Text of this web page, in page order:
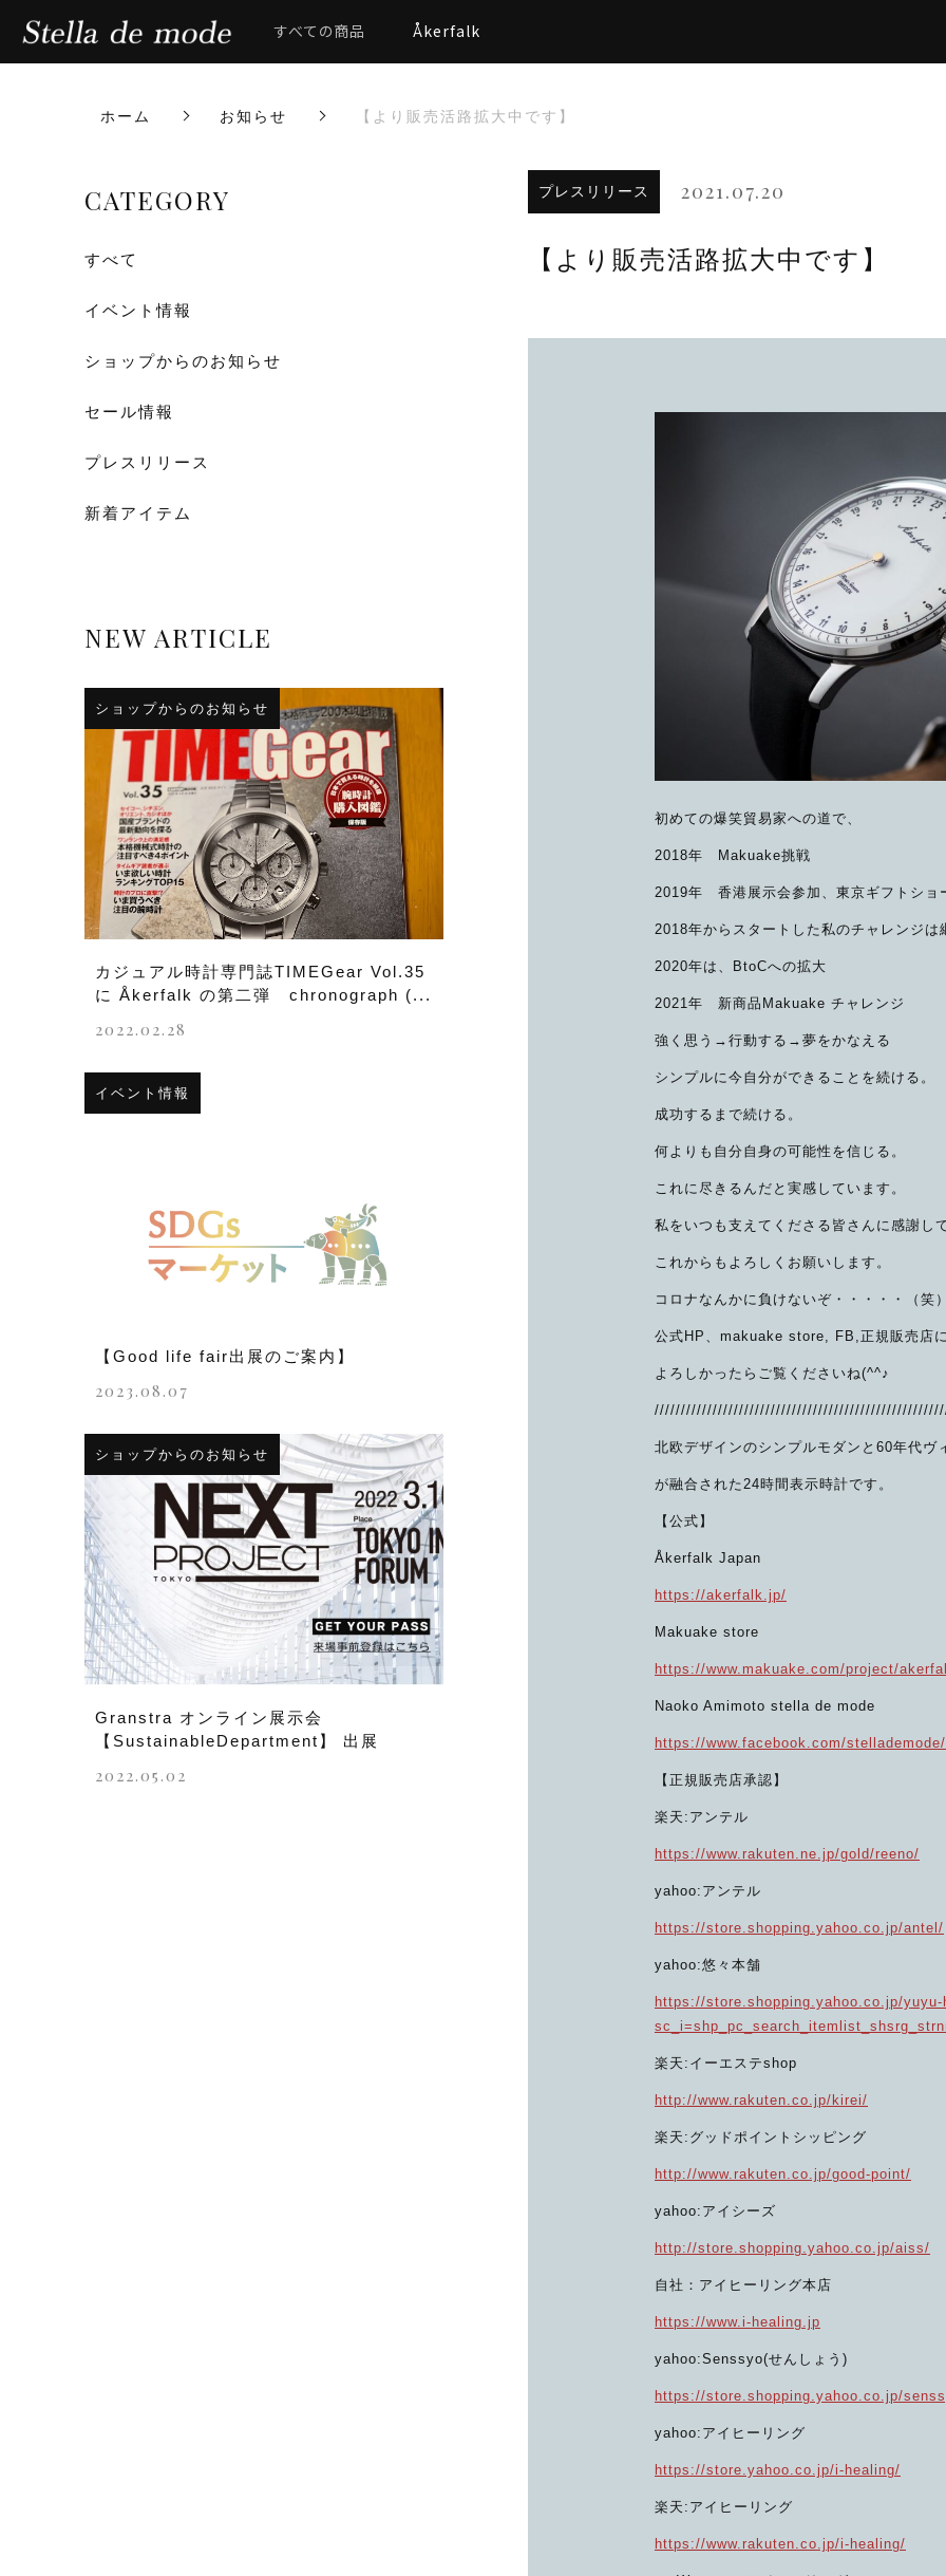
すべての商品 Åkerfalk
ホーム お知らせ 【より販売活路拡大中です】
プレスリリース 2021.07.20
【より販売活路拡大中です】
初めての爆笑貿易家への道で、
2018年 Makuake挑戦
2019年 香港展示会参加、東京ギフトショ
2018年からスタートした私のチャレンジは
2020年は、BtoCへの拡大
2021年 新商品Makuake チャレンジ
強く思う→行動する→夢をかなえる
シンプルに今自分ができることを続ける。
成功するまで続ける。
何よりも自分自身の可能性を信じる。
これに尽きるんだと実感しています。
私をいつも支えてくださる皆さんに感謝し
これからもよろしくお願いします。
コロナなんかに負けないぞ・・・・・（笑）
公式HP、makuake store, FB,正規販売店に
よろしかったらご覧くださいね(^^♪
北欧デザインのシンプルモダンと60年代ヴ
が融合された24時間表示時計です。
【公式】
Åkerfalk Japan
https://akerfalk.jp/
Makuake store
https://www.makuake.com/project/
Naoko Amimoto stella de mode
https://www.facebook.com/stellademode/
【正規販売店承認】
楽天:アンテル
https://www.rakuten.ne.jp/gold/reeno/
yahoo:アンテル
https://store.shopping.yahoo.co.jp/antel/
yahoo:悠々本舗
https://store.shopping.yahoo.co.jp/yuyu-
楽天:イーエステshop
http://www.rakuten.co.jp/kirei/
楽天:グッドポイントシッピング
http://www.rakuten.co.jp/good-point/
yahoo:アイシーズ
http://store.shopping.yahoo.co.jp/aiss/
自社：アイヒーリング本店
https://www.i-healing.jp
yahoo:Senssyo(せんしょう)
https://store.shopping.yahoo.co.jp/
yahoo:アイヒーリング
https://store.yahoo.co.jp/i-healing/
楽天:アイヒーリング
https://www.rakuten.co.jp/i-healing/
CATEGORY
すべて
イベント情報
ショップからのお知らせ
セール情報
プレスリリース
新着アイテム
NEW ARTICLE
ショップからのお知らせ
カジュアル時計専門誌TIMEGear Vol.35
に Åkerfalk の第二弾 chronograph (...
2022.02.28
イベント情報
【Good life fair出展のご案内】
2023.08.07
ショップからのお知らせ
Granstra オンライン展示会
【SustainableDepartment】 出展
2022.05.02